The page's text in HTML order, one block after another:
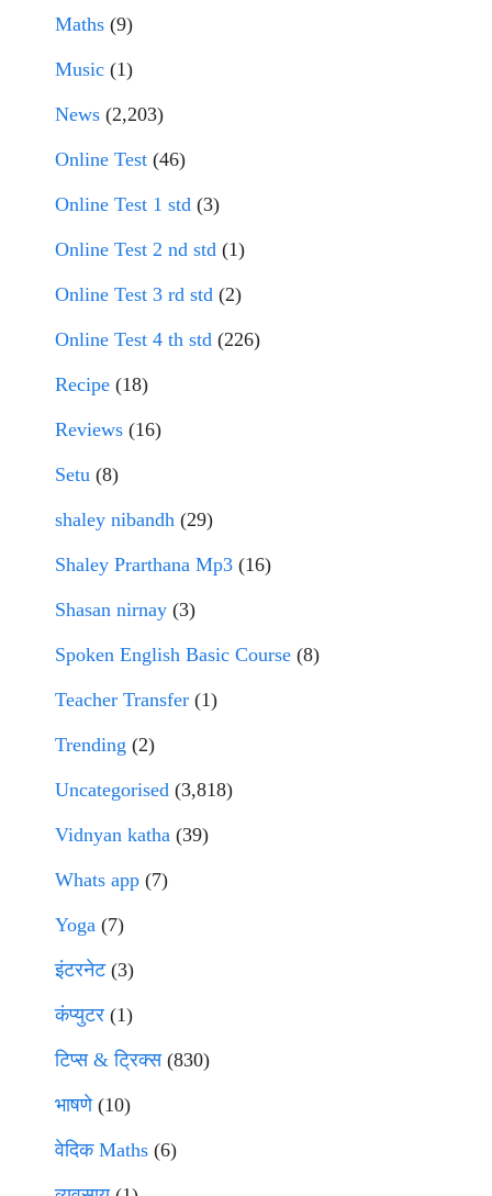
Maths (9)
Music (1)
News (2,203)
Online Test (46)
Online Test 1 std (3)
Online Test 2 nd std (1)
Online Test 3 rd std (2)
Online Test 4 th std (226)
Recipe (18)
Reviews (16)
Setu (8)
shaley nibandh (29)
Shaley Prarthana Mp3 (16)
Shasan nirnay (3)
Spoken English Basic Course (8)
Teacher Transfer (1)
Trending (2)
Uncategorised (3,818)
Vidnyan katha (39)
Whats app (7)
Yoga (7)
इंटरनेट(3)
कंप्युटर (1)
टिप्स & ट्रिक्स(830)
भाषणे(10)
वेदिक Maths (6)